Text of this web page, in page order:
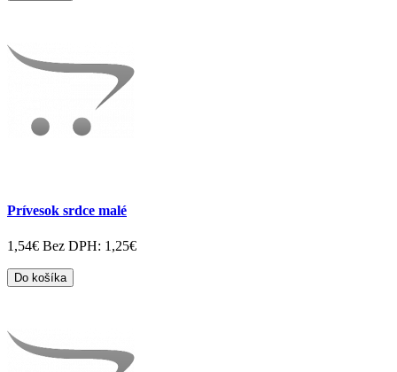
Prívesok srdce malé
1,54€ Bez DPH: 1,25€
Do košíka